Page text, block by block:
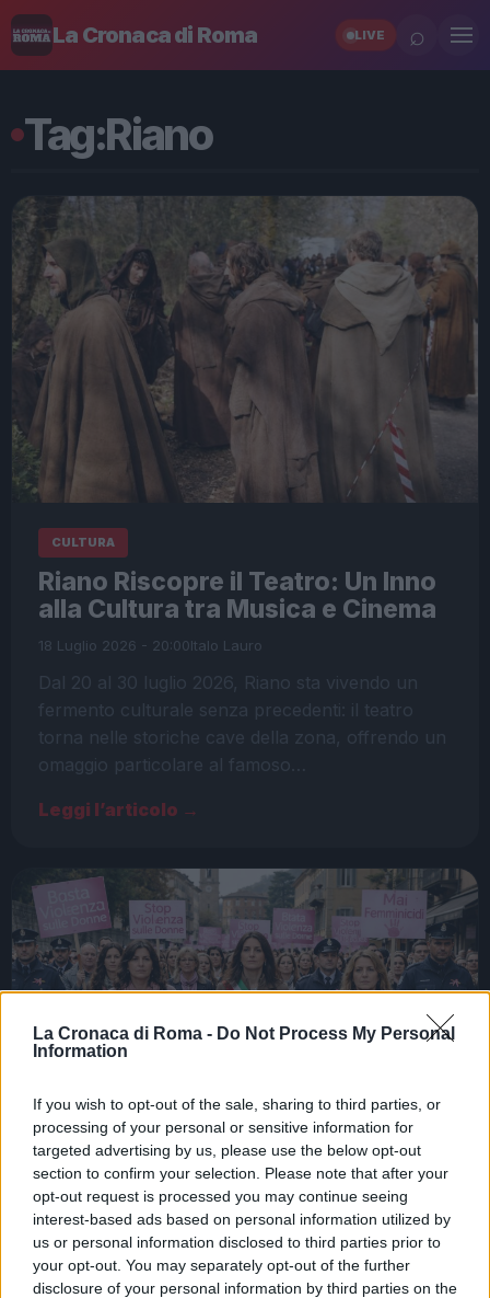
La Cronaca di Roma - Do Not Process My Personal
Information
If you wish to opt-out of the sale, sharing to third parties, or
processing of your personal or sensitive information for
targeted advertising by us, please use the below opt-out
section to confirm your selection. Please note that after your
opt-out request is processed you may continue seeing
interest-based ads based on personal information utilized by
us or personal information disclosed to third parties prior to
your opt-out. You may separately opt-out of the further
disclosure of your personal information by third parties on the
La Cronaca di Roma LIVE ⌕
Tag:Riano
CULTURA
Riano Riscopre il Teatro: Un Inno
alla Cultura tra Musica e Cinema
18 Luglio 2026 - 20:00Italo Lauro
Dal 20 al 30 luglio 2026, Riano sta vivendo un
fermento culturale senza precedenti: il teatro
torna nelle storiche cave della zona, offrendo un
omaggio particolare al famoso…
Leggi l’articolo →
CRONACA
Riano guida la lotta contro la
violenza sulle donne: sarà un
modello da seguire?